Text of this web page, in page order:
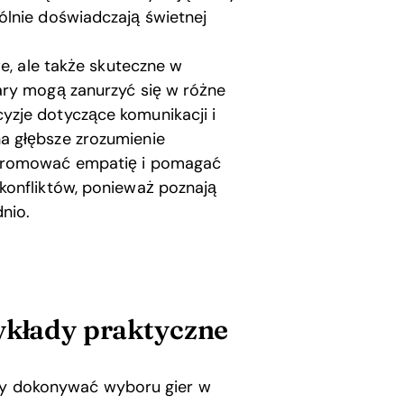
doświadczają świetnej
ale także skuteczne w
mogą zanurzyć się w różne
dotyczące komunikacji i
głębsze zrozumienie
empatię i pomagać
ponieważ poznają
praktyczne
dokonywać wyboru gier w